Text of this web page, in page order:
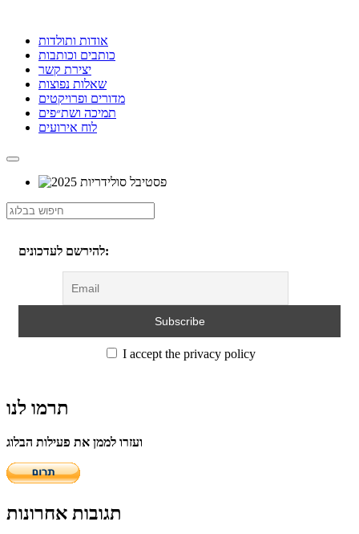
אודות ותולדות
כותבים וכותבות
יצירת קשר
שאלות נפוצות
מדורים ופרויקטים
תמיכה ושת״פים
לוח אירועים
להירשם לעדכונים:
I accept the privacy policy
תרמו לנו
ועזרו לממן את פעילות הבלוג
תגובות אחרונות